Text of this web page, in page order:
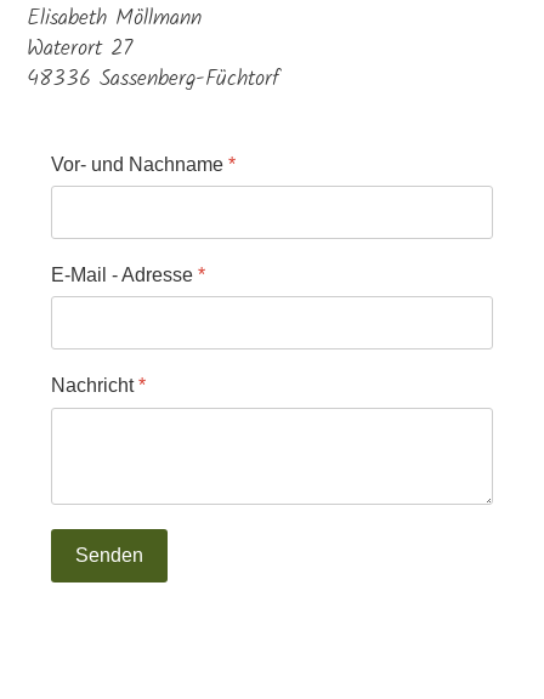
Elisabeth Möllmann
Waterort 27
48336 Sassenberg-Füchtorf
Vor- und Nachname*
E-Mail - Adresse*
Nachricht*
Senden